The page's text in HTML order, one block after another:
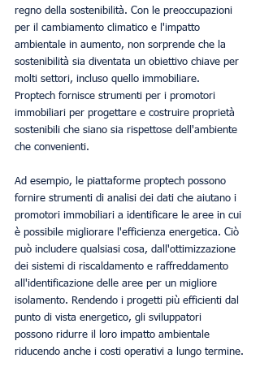
regno della sostenibilità. Con le preoccupazioni
per il cambiamento climatico e l'impatto
ambientale in aumento, non sorprende che la
sostenibilità sia diventata un obiettivo chiave per
molti settori, incluso quello immobiliare.
Proptech fornisce strumenti per i promotori
immobiliari per progettare e costruire proprietà
sostenibili che siano sia rispettose dell'ambiente
che convenienti.
Ad esempio, le piattaforme proptech possono
fornire strumenti di analisi dei dati che aiutano i
promotori immobiliari a identificare le aree in cui
è possibile migliorare l'efficienza energetica. Ciò
può includere qualsiasi cosa, dall'ottimizzazione
dei sistemi di riscaldamento e raffreddamento
all'identificazione delle aree per un migliore
isolamento. Rendendo i progetti più efficienti dal
punto di vista energetico, gli sviluppatori
possono ridurre il loro impatto ambientale
riducendo anche i costi operativi a lungo termine.